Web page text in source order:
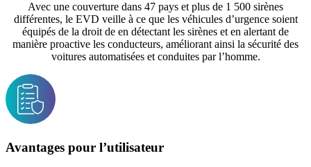
Avec une couverture dans 47 pays et plus de 1 500 sirènes
différentes, le EVD veille à ce que les véhicules d’urgence soient
équipés de la droit de en détectant les sirènes et en alertant de
manière proactive les conducteurs, améliorant ainsi la sécurité des
voitures automatisées et conduites par l’homme.
Avantages pour l’utilisateur